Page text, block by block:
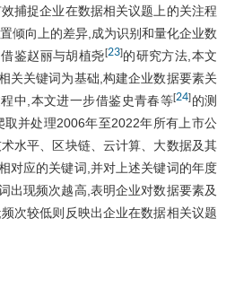
捕捉企业在数据相关议题上的关注程
倾向上的差异,成为识别和量化企业数
鉴赵丽与胡植尧[23]的研究方法,本文
关关键词为基础,构建企业数据要素关
中,本文进一步借鉴史青春等[24]的测
取并处理2006年至2022年所有上市公
水平、区块链、云计算、大数据及其
对应的关键词,并对上述关键词的年度
出现频次越高,表明企业对数据要素及
次较低则反映出企业在数据相关议题